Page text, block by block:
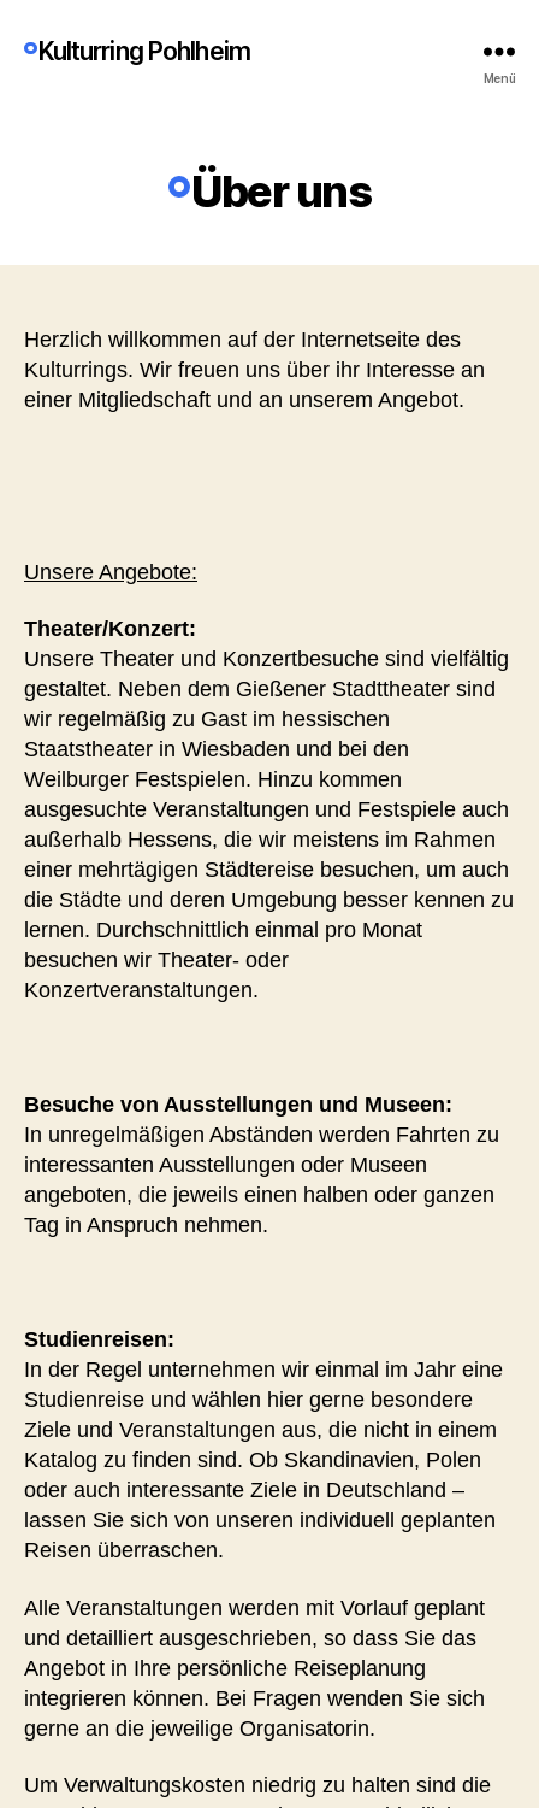
Kulturring Pohlheim
Menü
Über uns
Herzlich willkommen auf der Internetseite des
Kulturrings. Wir freuen uns über ihr Interesse an
einer Mitgliedschaft und an unserem Angebot.
Unsere Angebote:
Theater/Konzert:
Unsere Theater und Konzertbesuche sind vielfältig
gestaltet. Neben dem Gießener Stadttheater sind
wir regelmäßig zu Gast im hessischen
Staatstheater in Wiesbaden und bei den
Weilburger Festspielen. Hinzu kommen
ausgesuchte Veranstaltungen und Festspiele auch
außerhalb Hessens, die wir meistens im Rahmen
einer mehrtägigen Städtereise besuchen, um auch
die Städte und deren Umgebung besser kennen zu
lernen. Durchschnittlich einmal pro Monat
besuchen wir Theater- oder
Konzertveranstaltungen.
Besuche von Ausstellungen und Museen:
In unregelmäßigen Abständen werden Fahrten zu
interessanten Ausstellungen oder Museen
angeboten, die jeweils einen halben oder ganzen
Tag in Anspruch nehmen.
Studienreisen:
In der Regel unternehmen wir einmal im Jahr eine
Studienreise und wählen hier gerne besondere
Ziele und Veranstaltungen aus, die nicht in einem
Katalog zu finden sind. Ob Skandinavien, Polen
oder auch interessante Ziele in Deutschland –
lassen Sie sich von unseren individuell geplanten
Reisen überraschen.
Alle Veranstaltungen werden mit Vorlauf geplant
und detailliert ausgeschrieben, so dass Sie das
Angebot in Ihre persönliche Reiseplanung
integrieren können. Bei Fragen wenden Sie sich
gerne an die jeweilige Organisatorin.
Um Verwaltungskosten niedrig zu halten sind die